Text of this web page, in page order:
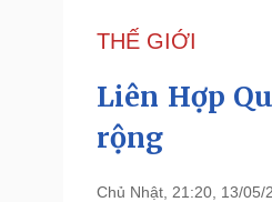
Đảng
Tổ chức nhân sự
Nhận diện sự thật
Pháp luật
THẾ GIỚI
Liên Hợp
rộng
Chủ Nhật, 21:20, 13/05/